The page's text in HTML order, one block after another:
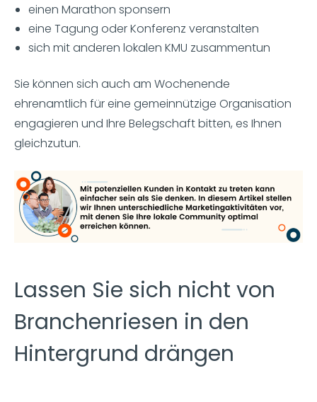
einen Marathon sponsern
eine Tagung oder Konferenz veranstalten
sich mit anderen lokalen KMU zusammentun
Sie können sich auch am Wochenende
ehrenamtlich für eine gemeinnützige Organisation
engagieren und Ihre Belegschaft bitten, es Ihnen
gleichzutun.
Lassen Sie sich nicht von
Branchenriesen in den
Hintergrund drängen